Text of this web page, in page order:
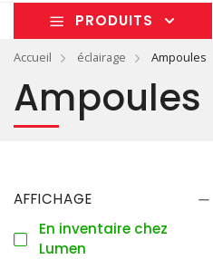
PRODUITS
Accueil éclairage Ampoules
Ampoules
AFFICHAGE
En inventaire chez
Lumen